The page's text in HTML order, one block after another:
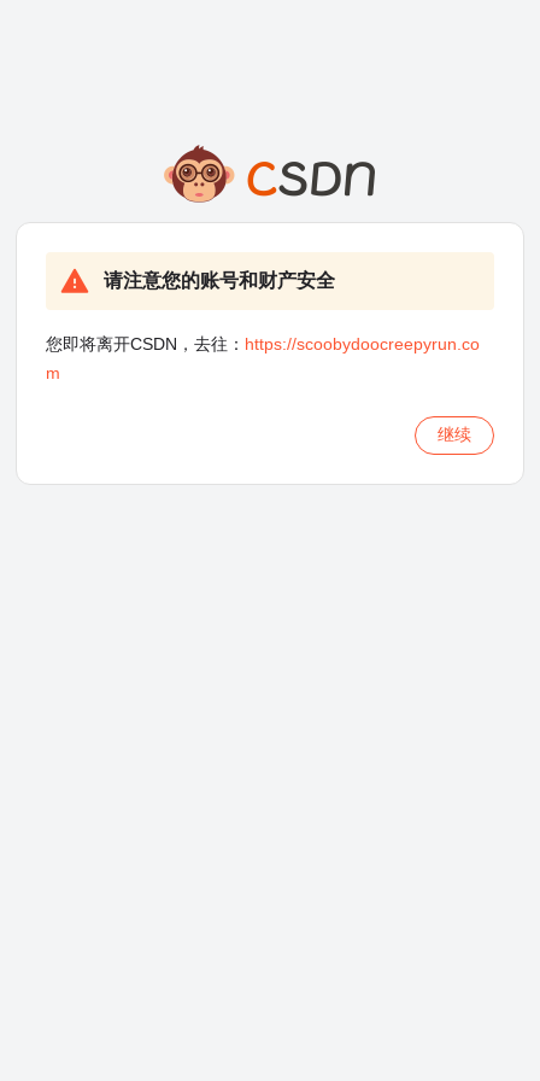
请注意您的账号和财产安全
您即将离开CSDN，去往： https://scoobydoocreepyrun.co
m
继续